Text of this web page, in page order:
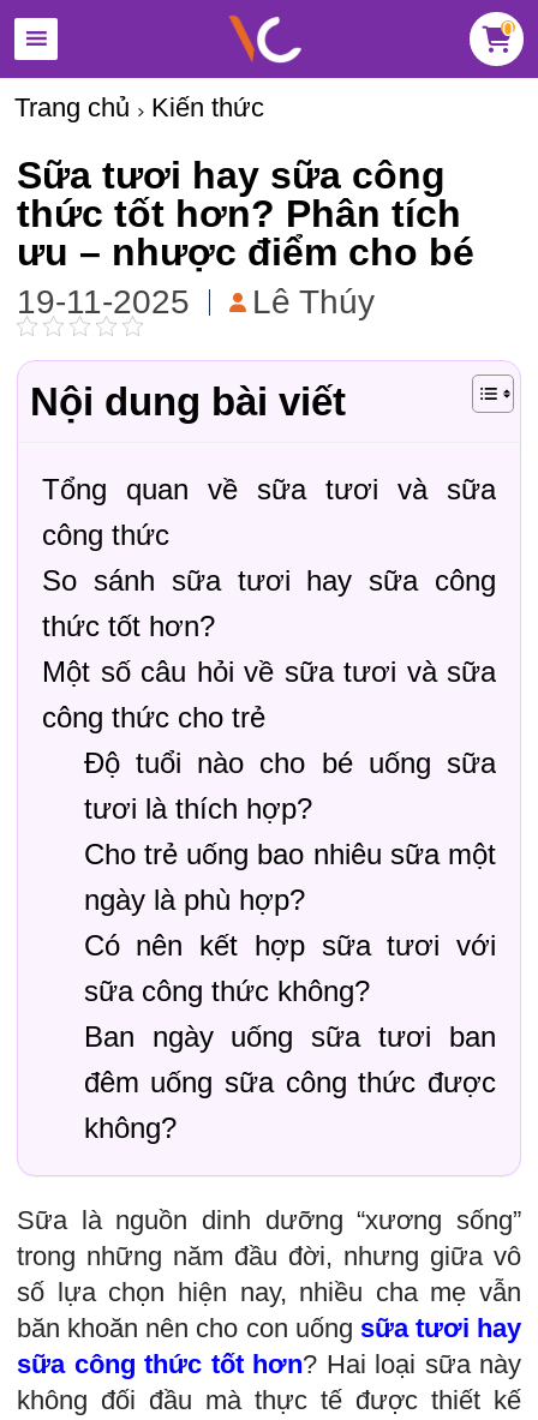
0
Trang chủ Kiến thức
Sữa tươi hay sữa công
thức tốt hơn? Phân tích
ưu – nhược điểm cho bé
19-11-2025 Lê Thúy
Nội dung bài viết
Tổng quan về sữa tươi và sữa
công thức
So sánh sữa tươi hay sữa công
thức tốt hơn?
Một số câu hỏi về sữa tươi và sữa
công thức cho trẻ
Độ tuổi nào cho bé uống sữa
tươi là thích hợp?
Cho trẻ uống bao nhiêu sữa một
ngày là phù hợp?
Có nên kết hợp sữa tươi với
sữa công thức không?
Ban ngày uống sữa tươi ban
đêm uống sữa công thức được
không?
Sữa là nguồn dinh dưỡng “xương sống”
trong những năm đầu đời, nhưng giữa vô
số lựa chọn hiện nay, nhiều cha mẹ vẫn
băn khoăn nên cho con uống sữa tươi hay
sữa công thức tốt hơn? Hai loại sữa này
không đối đầu mà thực tế được thiết kế